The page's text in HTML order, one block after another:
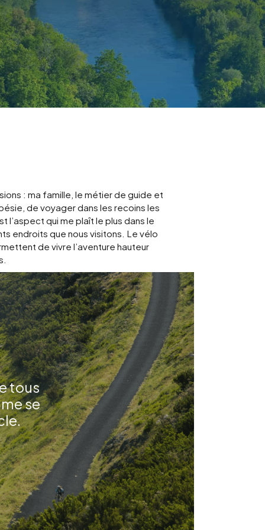
: ma famille, le métier de guide et
de voyager dans les recoins les
l’aspect qui me plaît le plus dans le
endroits que nous visitons. Le vélo
de vivre l’aventure hauteur
tous
se